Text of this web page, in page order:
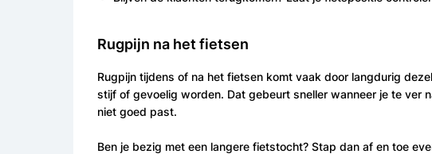
Rugpijn na het fietsen
Rugpijn tijdens of na het fietsen komt vaak door langdurig
stijf of gevoelig worden. Dat gebeurt sneller wanneer je te ver
niet goed past.
Ben je bezig met een langere fietstocht? Stap dan af en toe